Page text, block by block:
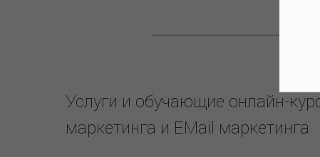
Услуги и обучающие онлайн-
маркетинга и EMail маркетинга